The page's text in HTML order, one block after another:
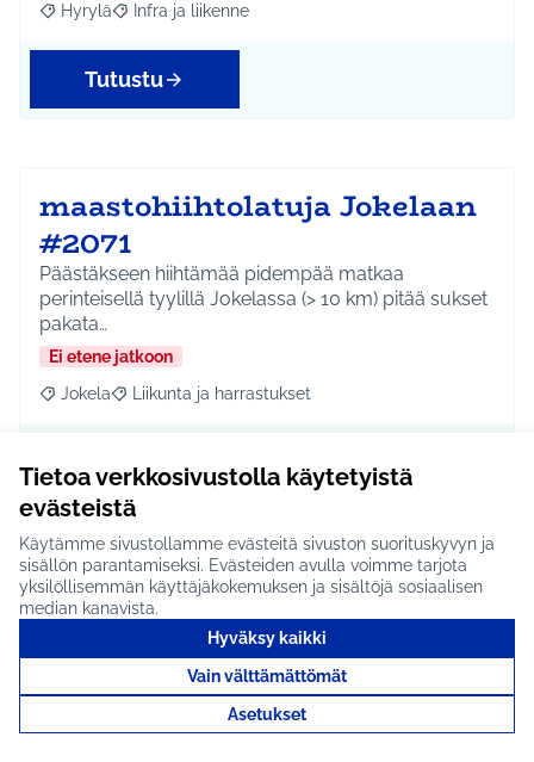
Tietoa verkkosivustolla käytetyistä
evästeistä
Käytämme sivustollamme evästeitä sivuston suorituskyvyn ja
sisällön parantamiseksi. Evästeiden avulla voimme tarjota
yksilöllisemmän käyttäjäkokemuksen ja sisältöjä sosiaalisen
median kanavista.
Hyväksy kaikki
Vain välttämättömät
Asetukset
Rajaa tulokset aihepiirin mukaan: Hyrylä
Hyrylä Rajaa tulokset teeman mukaan: Infra ja liikenne
Infra ja liikenne
Tutustu
maastohiihtolatuja Jokelaan
#2071
Päästäkseen hiihtämää pidempää matkaa
perinteisellä tyylillä Jokelassa (> 10 km) pitää sukset
pakata…
Ei etene jatkoon
Rajaa tulokset aihepiirin mukaan: Jokela
Jokela Rajaa tulokset teeman mukaan: Liikunta ja
Liikunta ja harrastukset
Tutustu
Uimahalliliput ilmaiseksi
alle 16-vuotiaille
tuusulalaisille #2069
Tuusulan kunta tarjoaa kaikille alle 16-vuotiaille
tuusulalaisille ilmaisen pääsyn uimahalliin vuode…